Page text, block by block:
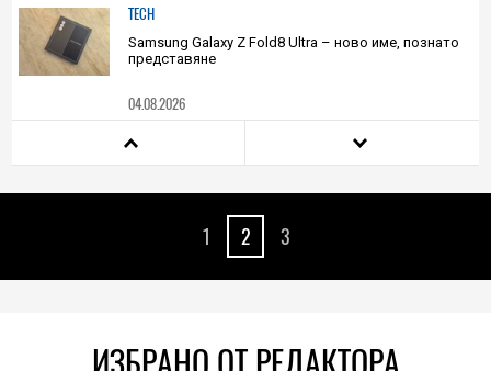
TECH
Samsung Galaxy Z Fold8 Ultra – ново име, познато
представяне
04.08.2026
TECH
04.08.2026
1 2 3